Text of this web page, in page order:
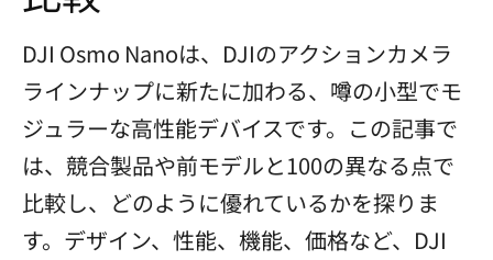
DJI Osmo Nanoは、DJIのアクションカメラ
ラインナップに新たに加わる、噂の小型でモ
ジュラーな高性能デバイスです。この記事で
は、競合製品や前モデルと100の異なる点で
比較し、どのように優れているかを探りま
す。デザイン、性能、機能、価格など、DJI